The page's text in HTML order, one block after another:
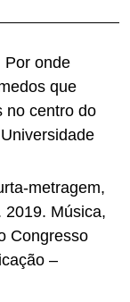
Por onde
que
no centro do
metragem,
2019. Música,
Congresso
–